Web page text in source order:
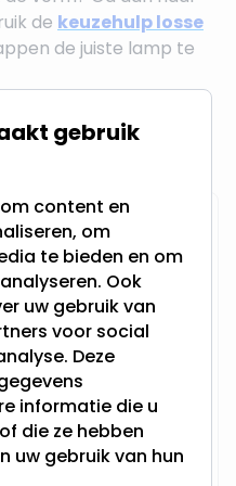
de keuzehulp losse
de juiste lamp te
over
nodig?
en het gewenste
is een peertje
keuze. Voor
past een Edison
Voor kroonluchters is
Weet je het niet
losse lampen voor
paar klikken.
gebruik
content en
om
te bieden en om
Ook
uw gebruik van
voor social
Deze
informatie die u
die ze hebben
uw gebruik van hun